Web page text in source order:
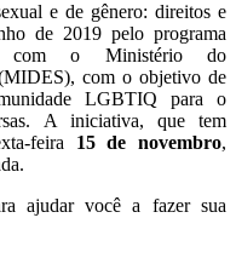
e de gênero: direitos e
de 2019 pelo programa
com o Ministério do
com o objetivo de
LGBTIQ para o
A iniciativa, que tem
feira 15 de novembro,
ajudar você a fazer sua